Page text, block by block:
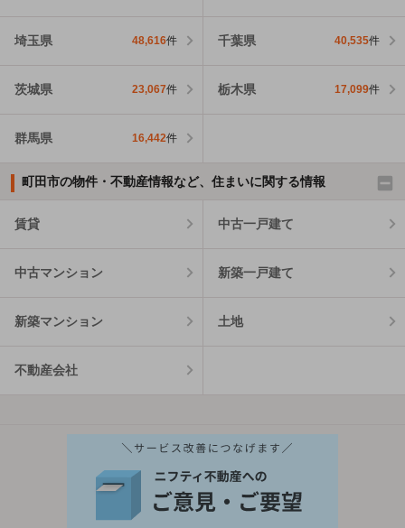
埼玉県 48,616件 千葉県 40,535件
茨城県 23,067件 栃木県 17,099件
群馬県 16,442件
町田市の物件・不動産情報など、住まいに関する情報
賃貸 中古一戸建て
中古マンション 新築一戸建て
新築マンション 土地
不動産会社